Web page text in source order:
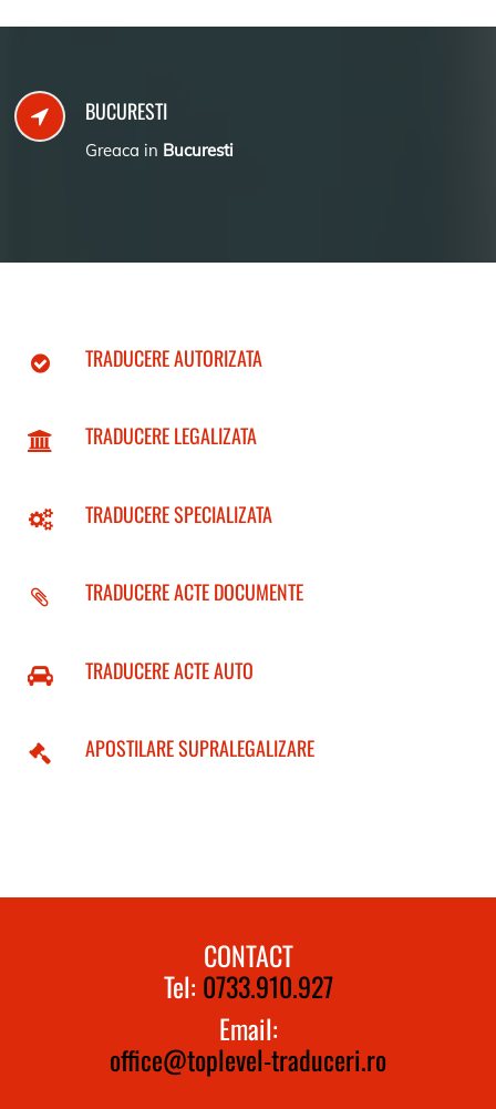
BUCURESTI
Greaca in Bucuresti
TRADUCERE AUTORIZATA
TRADUCERE LEGALIZATA
TRADUCERE SPECIALIZATA
TRADUCERE ACTE DOCUMENTE
TRADUCERE ACTE AUTO
APOSTILARE SUPRALEGALIZARE
CONTACT
Tel: 0733.910.927
Email:
office@toplevel-traduceri.ro